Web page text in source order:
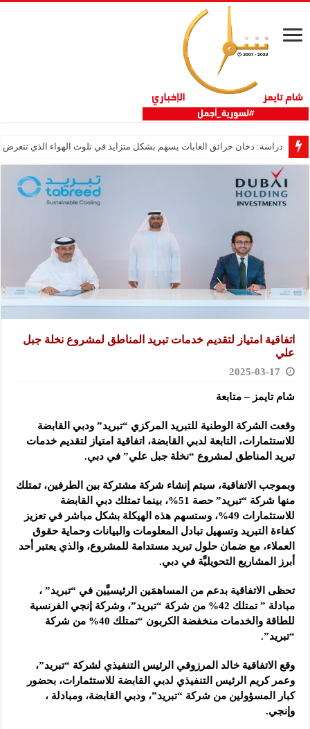
دراسة: دخان حرائق الغابات يسهم بشكل متزايد في تلوث الهواء الذي تتعرض
اتفاقية امتياز لتقديم خدمات تبريد المناطق لمشروع نخلة جبل
علي
2025-03-17
شام تايمز – متابعة
وقعت الشركة الوطنية للتبريد المركزي “تبريد” ودبي القابضة
للاستثمارات، التابعة لدبي القابضة، اتفاقية امتياز لتقديم خدمات
تبريد المناطق لمشروع “نخلة جبل علي” في دبي.
وبموجب الاتفاقية، سيتم إنشاء شركة مشتركة بين الطرفين، تمتلك
منها شركة “تبريد” حصة 51%، بينما تمتلك دبي القابضة
للاستثمارات 49%، وستسهم هذه الهيكلة بشكل مباشر في تعزيز
كفاءة التبريد وتسهيل تبادل المعلومات والبيانات وحماية حقوق
العملاء، مع ضمان حلول تبريد مستدامة للمشروع، والذي يعتبر أحد
أبرز المشاريع التحويليَّة في دبي.
تحظى الاتفاقية بدعم من المساهمَين الرئيسيَّين في “تبريد” ،
مبادلة ” تمتلك 42% من شركة “تبريد”، وشركة إنجي الفرنسية
للطاقة والخدمات منخفضة الكربون “تمتلك 40% من شركة
“تبريد”.
وقع الاتفاقية خالد المرزوقي الرئيس التنفيذي لشركة “تبريد”،
وعمر كريم الرئيس التنفيذي لدبي القابضة للاستثمارات، بحضور
كبار المسؤولين من شركة “تبريد”، ودبي القابضة، ومبادلة ،
وإنجي.